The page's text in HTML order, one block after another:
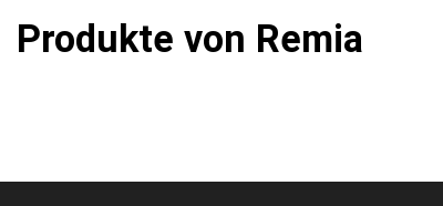
Produkte von Remia